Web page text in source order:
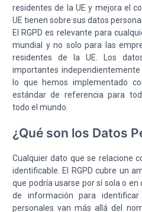
residentes de la UE y mejora el
UE tienen sobre sus datos
El RGPD es relevante para
mundial y no solo para las
residentes de la UE. Los
importantes
lo que hemos implementado
estándar de referencia para
todo el mundo.
¿Qué son los Datos
Cualquier dato que se relacione
identificable. El RGPD cubre un
que podría usarse por sí sola o
de información para
personales van más allá del